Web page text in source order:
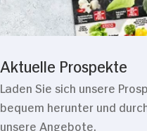
Aktuelle Prospekte
Laden Sie sich unsere
bequem herunter und
unsere Angebote.